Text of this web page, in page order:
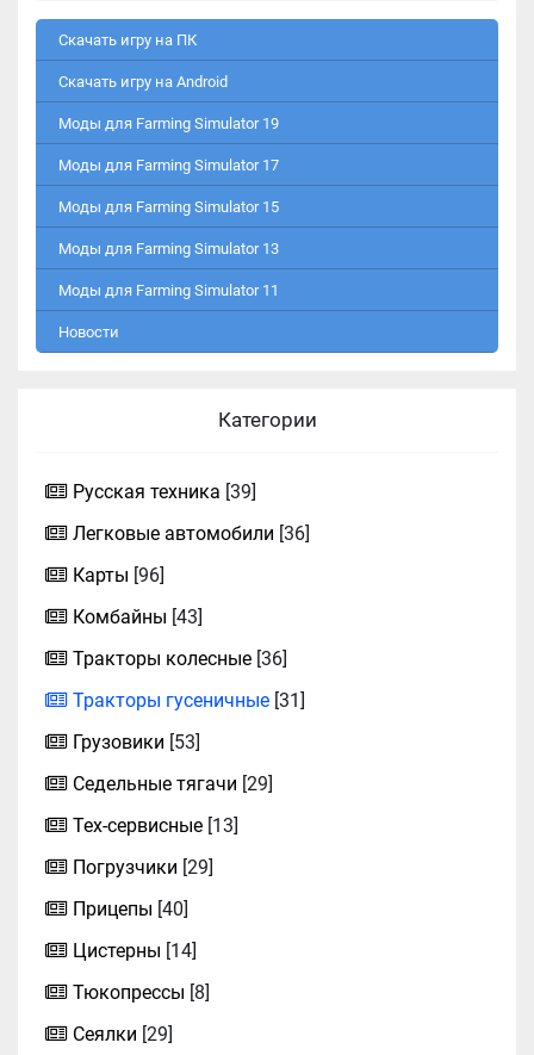
Скачать игру на ПК
Скачать игру на Android
Моды для Farming Simulator 19
Моды для Farming Simulator 17
Моды для Farming Simulator 15
Моды для Farming Simulator 13
Моды для Farming Simulator 11
Новости
Категории
Русская техника [39]
Легковые автомобили [36]
Карты [96]
Комбайны [43]
Тракторы колесные [36]
Тракторы гусеничные [31]
Грузовики [53]
Седельные тягачи [29]
Тех-сервисные [13]
Погрузчики [29]
Прицепы [40]
Цистерны [14]
Тюкопрессы [8]
Сеялки [29]